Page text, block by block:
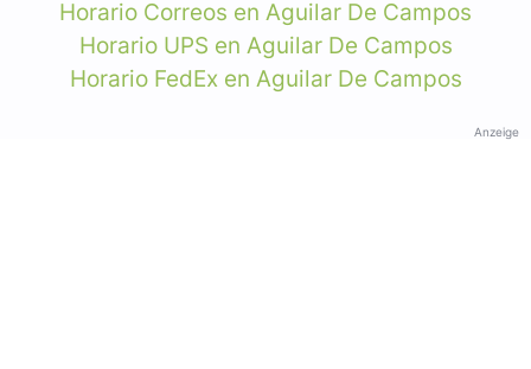
Horario Correos en Aguilar De Campos
Horario UPS en Aguilar De Campos
Horario FedEx en Aguilar De Campos
Anzeige